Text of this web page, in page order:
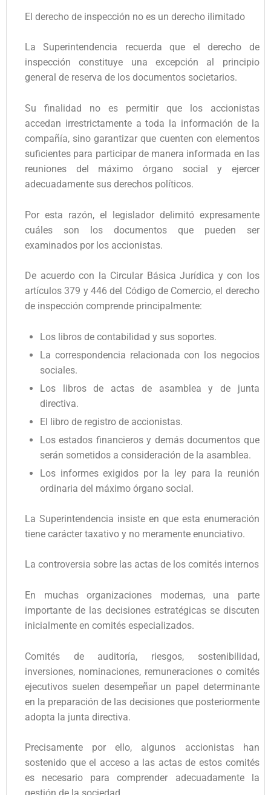
El derecho de inspección no es un derecho ilimitado
La Superintendencia recuerda que el derecho de
inspección constituye una excepción al principio
general de reserva de los documentos societarios.
Su finalidad no es permitir que los accionistas
accedan irrestrictamente a toda la información de la
compañía, sino garantizar que cuenten con elementos
suficientes para participar de manera informada en las
reuniones del máximo órgano social y ejercer
adecuadamente sus derechos políticos.
Por esta razón, el legislador delimitó expresamente
cuáles son los documentos que pueden ser
examinados por los accionistas.
De acuerdo con la Circular Básica Jurídica y con los
artículos 379 y 446 del Código de Comercio, el derecho
de inspección comprende principalmente:
Los libros de contabilidad y sus soportes.
La correspondencia relacionada con los negocios
sociales.
Los libros de actas de asamblea y de junta
directiva.
El libro de registro de accionistas.
Los estados financieros y demás documentos que
serán sometidos a consideración de la asamblea.
Los informes exigidos por la ley para la reunión
ordinaria del máximo órgano social.
La Superintendencia insiste en que esta enumeración
tiene carácter taxativo y no meramente enunciativo.
La controversia sobre las actas de los comités internos
En muchas organizaciones modernas, una parte
importante de las decisiones estratégicas se discuten
inicialmente en comités especializados.
Comités de auditoría, riesgos, sostenibilidad,
inversiones, nominaciones, remuneraciones o comités
ejecutivos suelen desempeñar un papel determinante
en la preparación de las decisiones que posteriormente
adopta la junta directiva.
Precisamente por ello, algunos accionistas han
sostenido que el acceso a las actas de estos comités
es necesario para comprender adecuadamente la